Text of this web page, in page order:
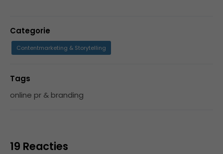
Categorie
Contentmarketing & Storytelling
Tags
online pr & branding
19 Reacties